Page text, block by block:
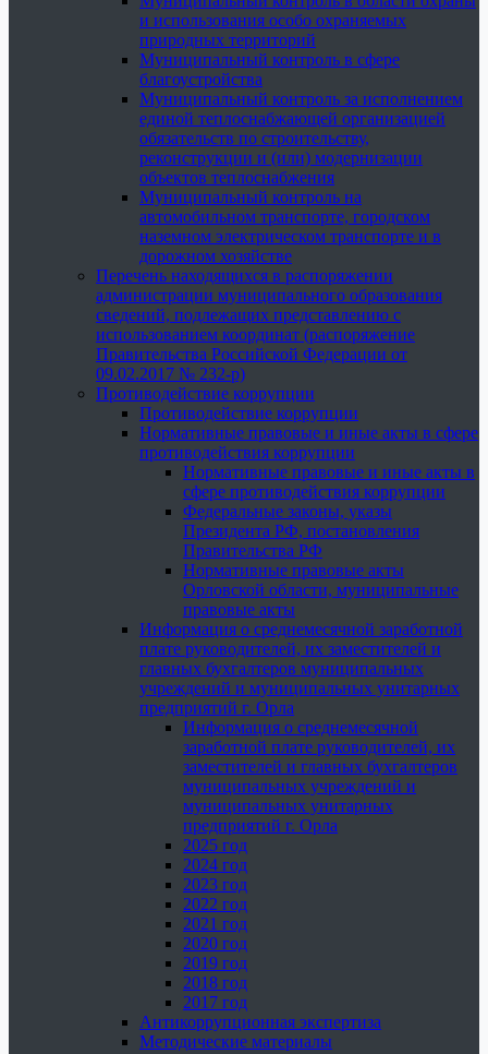
и использования особо охраняемых
природных территорий
Муниципальный контроль в сфере
благоустройства
Муниципальный контроль за исполнением
единой теплоснабжающей организацией
обязательств по строительству,
реконструкции и (или) модернизации
объектов теплоснабжения
Муниципальный контроль на
автомобильном транспорте, городском
наземном электрическом транспорте и в
дорожном хозяйстве
Перечень находящихся в распоряжении
администрации муниципального образования
сведений, подлежащих представлению с
использованием координат (распоряжение
Правительства Российской Федерации от
09.02.2017 № 232-р)
Противодействие коррупции
Противодействие коррупции
Нормативные правовые и иные акты в сфере
противодействия коррупции
Нормативные правовые и иные акты в
сфере противодействия коррупции
Федеральные законы, указы
Президента РФ, постановления
Правительства РФ
Нормативные правовые акты
Орловской области, муниципальные
правовые акты
Информация о среднемесячной заработной
плате руководителей, их заместителей и
главных бухгалтеров муниципальных
учреждений и муниципальных унитарных
предприятий г. Орла
Информация о среднемесячной
заработной плате руководителей, их
заместителей и главных бухгалтеров
муниципальных учреждений и
муниципальных унитарных
предприятий г. Орла
2025 год
2024 год
2023 год
2022 год
2021 год
2020 год
2019 год
2018 год
2017 год
Антикоррупционная экспертиза
Методические материалы